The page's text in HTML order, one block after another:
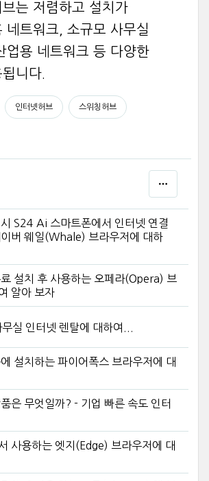
는 저렴하고 설치가
네트워크, 소규모 사무실
업용 네트워크 등 다양한
니다.
인터넷허브 스위칭허브
S24 Ai 스마트폰에서 인터넷 연결
버 웨일(Whale) 브라우저에 대하
설치 후 사용하는 오페라(Opera) 브
알아 보자
실 인터넷 렌탈에 대하여...
설치하는 파이어폭스 브라우저에 대
은 무엇일까? - 기업 빠른 속도 인터
사용하는 엣지(Edge) 브라우저에 대